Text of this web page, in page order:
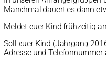
Manchmal dauert es dann
Meldet euer Kind frühzeitig
Soll euer Kind (Jahrgang
Adresse und Telefonnummer